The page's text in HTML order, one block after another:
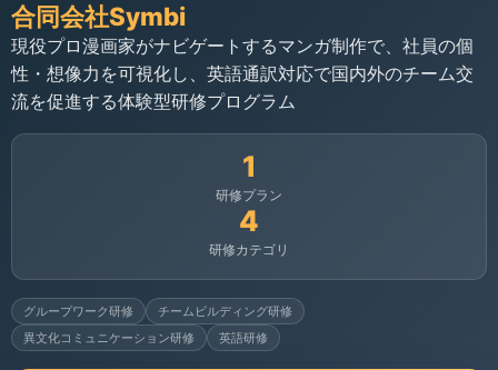
合同会社Symbi​
現役プロ漫画家がナビゲートするマンガ制作で、社員の個
性・想像力を可視化し、英語通訳対応で国内外のチーム交
流を促進する体験型研修プログラム
1
研修プラン
4
研修カテゴリ
グループワーク研修
チームビルディング研修
異文化コミュニケーション研修
英語研修